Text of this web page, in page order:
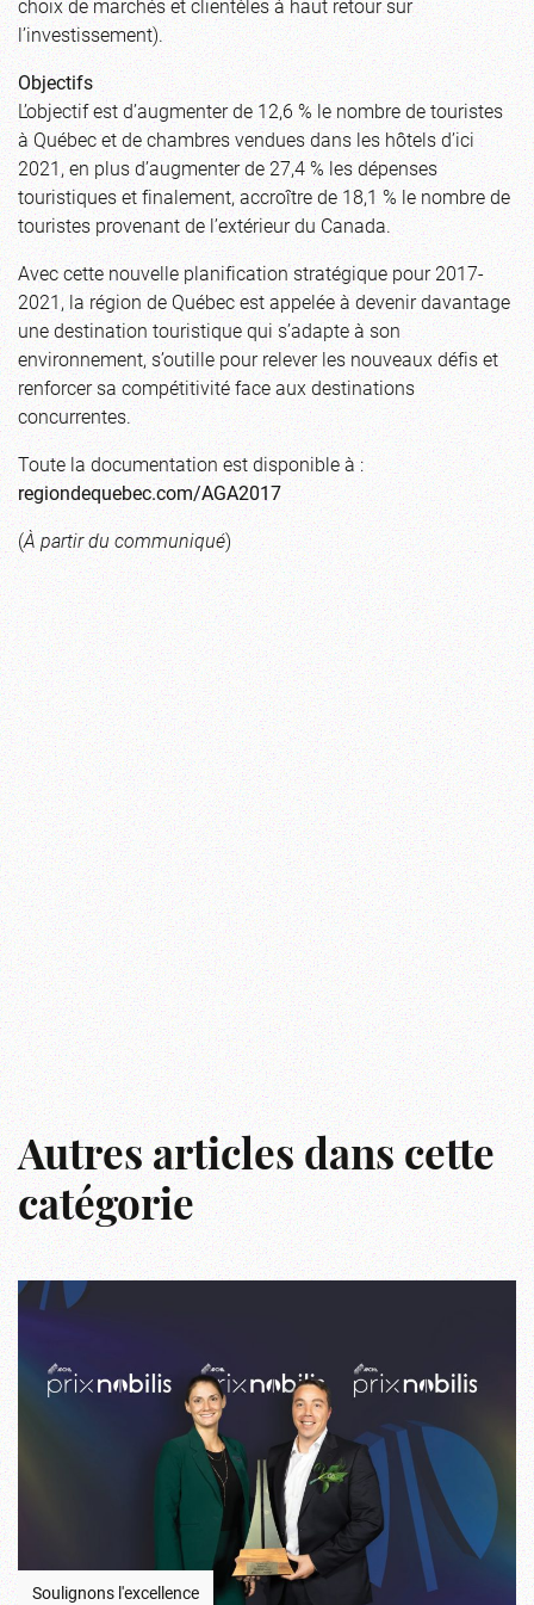
l’investissement).
Objectifs
L’objectif est d’augmenter de 12,6 % le nombre de touristes
à Québec et de chambres vendues dans les hôtels d’ici
2021, en plus d’augmenter de 27,4 % les dépenses
touristiques et finalement, accroître de 18,1 % le nombre de
touristes provenant de l’extérieur du Canada.
Avec cette nouvelle planification stratégique pour 2017-
2021, la région de Québec est appelée à devenir davantage
une destination touristique qui s’adapte à son
environnement, s’outille pour relever les nouveaux défis et
renforcer sa compétitivité face aux destinations
concurrentes.
Toute la documentation est disponible à :
regiondequebec.com/AGA2017
(À partir du communiqué)
Autres articles dans cette
catégorie
Soulignons l'excellence